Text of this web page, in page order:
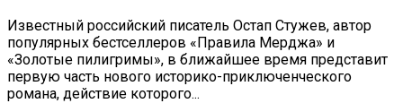
Известный российский писатель Остап Стужев, автор
популярных бестселлеров «Правила Мерджа» и
«Золотые пилигримы», в ближайшее время представит
первую часть нового историко-приключенческого
романа, действие которого...